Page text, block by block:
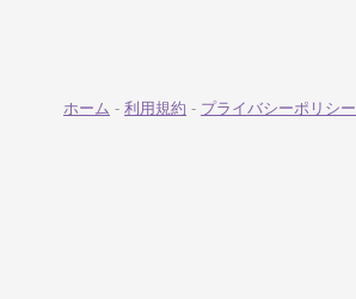
ホーム - 利用規約 - プライバシーポリシー